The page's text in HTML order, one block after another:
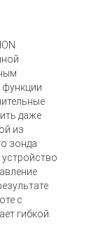
даже
из
зонда
с
гибкой